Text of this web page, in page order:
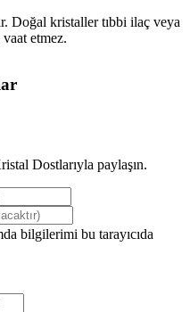
Doğal kristaller tıbbi ilaç veya
etmez.
Dostlarıyla paylaşın.
bilgilerimi bu tarayıcıda